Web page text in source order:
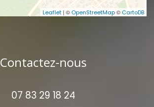
Leaflet | © OpenStreetMap© CartoDB
Contactez-nous
07 83 29 18 24